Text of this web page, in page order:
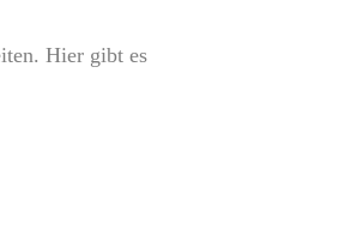
Hier gibt es